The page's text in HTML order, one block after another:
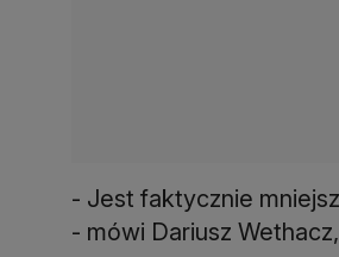
- Jest faktycznie
- mówi Dariusz